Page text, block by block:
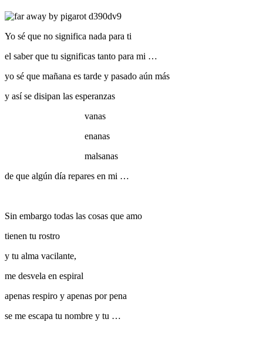
Yo sé que no significa nada para ti
el saber que tu significas tanto para mi …
yo sé que mañana es tarde y pasado aún más
y así se disipan las esperanzas
vanas
enanas
malsanas
de que algún día repares en mi …
Sin embargo todas las cosas que amo
tienen tu rostro
y tu alma vacilante,
me desvela en espiral
apenas respiro y apenas por pena
se me escapa tu nombre y tu …